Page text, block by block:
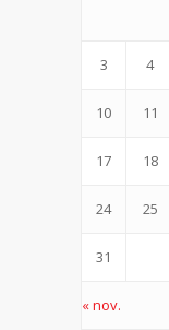
« nov.
3 4
10 11
17 18
24 25
31